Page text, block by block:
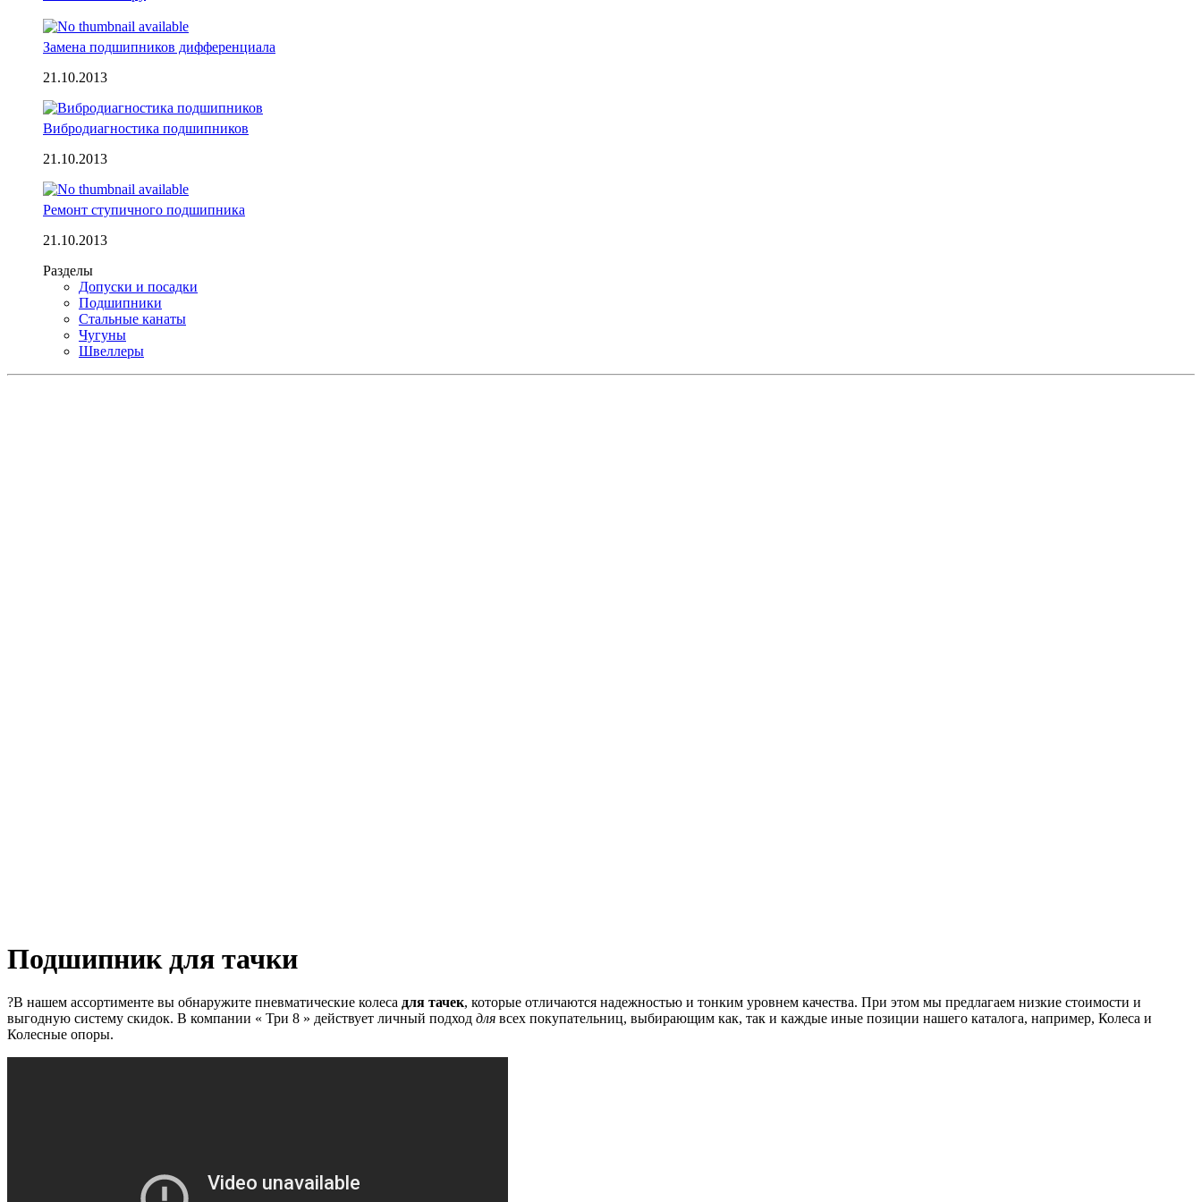
Замена подшипников дифференциала
21.10.2013
Вибродиагностика подшипников
21.10.2013
Ремонт ступичного подшипника
21.10.2013
Разделы
Допуски и посадки
Подшипники
Стальные канаты
Чугуны
Швеллеры
Подшипник для тачки
?В нашем ассортименте вы обнаружите пневматические колеса для тачек, которые отличаются надежностью и тонким уровнем качества. При этом мы предлагаем низкие стоимости и
выгодную систему скидок. В компании « Три 8 » действует личный подход для всех покупательниц, выбирающим как, так и каждые иные позиции нашего каталога, например, Колеса и
Колесные опоры.